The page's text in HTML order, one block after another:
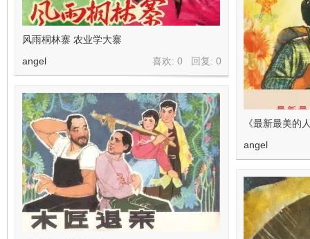
风雨桐林寨 农业学大寨
喜欢: 0 回复: 0
angel
《最新最美的
angel